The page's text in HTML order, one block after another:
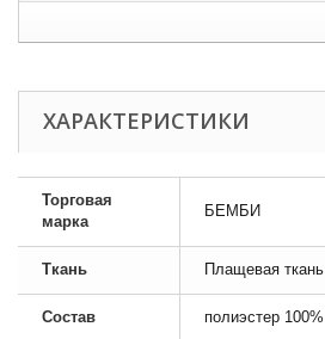
ХАРАКТЕРИСТИКИ
Торговая
марка
БЕМБИ
Ткань Плащевая ткань
Состав полиэстер 100%